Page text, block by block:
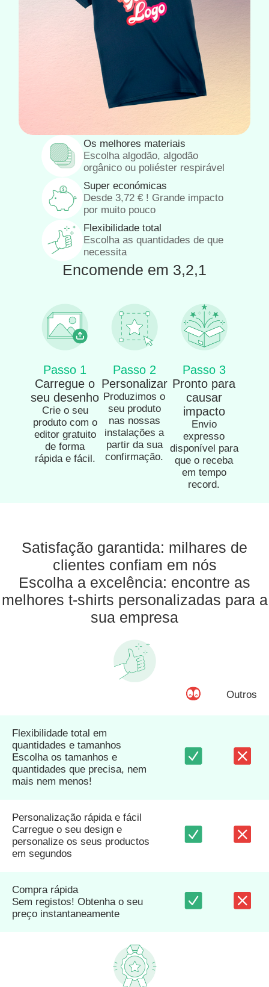
Os melhores materiais
Escolha algodão, algodão
orgânico ou poliéster respirável
Super económicas
Desde 3,72 € ! Grande impacto
por muito pouco
Flexibilidade total
Escolha as quantidades de que
necessita
Encomende em 3,2,1
Passo 1
Carregue o
seu desenho
Crie o seu
produto com o
editor gratuito
de forma
rápida e fácil.
Passo 2
Personalizar
Produzimos o
seu produto
nas nossas
instalações a
partir da sua
confirmação.
Passo 3
Pronto para
causar
impacto
Envio
expresso
disponível para
que o receba
em tempo
record.
Satisfação garantida: milhares de
clientes confiam em nós
Escolha a excelência: encontre as
melhores t-shirts personalizadas para a
sua empresa
Outros
Flexibilidade total em
quantidades e tamanhos
Escolha os tamanhos e
quantidades que precisa, nem
mais nem menos!
Personalização rápida e fácil
Carregue o seu design e
personalize os seus productos
em segundos
Compra rápida
Sem registos! Obtenha o seu
preço instantaneamente